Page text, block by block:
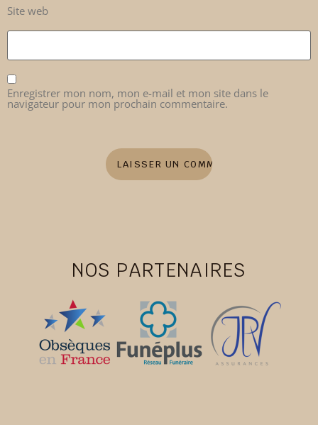
Site web
Enregistrer mon nom, mon e-mail et mon site dans le
navigateur pour mon prochain commentaire.
NOS PARTENAIRES